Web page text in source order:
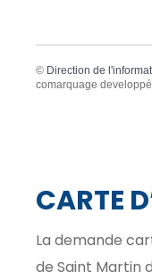
© Direction de
comarquage
CARTE
La demande
de Saint Martin